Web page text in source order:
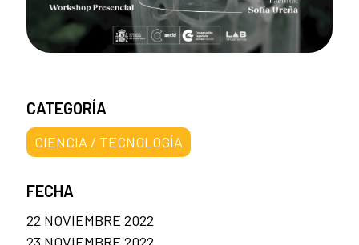
CATEGORÍA
CIENCIA / TECNOLOGÍA
FECHA
22 NOVIEMBRE 2022